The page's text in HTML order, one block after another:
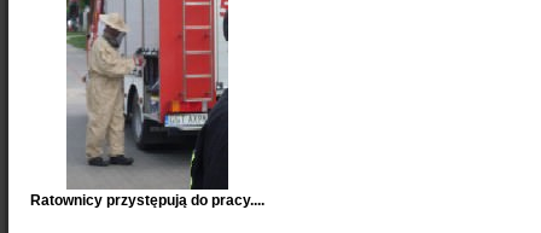
Ratownicy przystępują do pracy....